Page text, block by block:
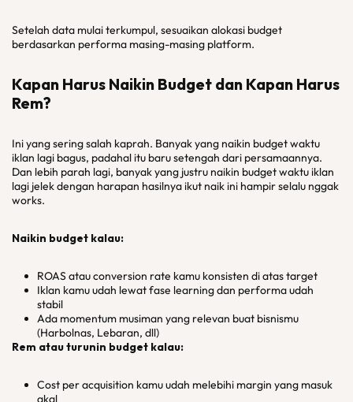
Setelah data mulai terkumpul, sesuaikan alokasi budget
berdasarkan performa masing-masing platform.
Kapan Harus Naikin Budget dan Kapan Harus
Rem?
Ini yang sering salah kaprah. Banyak yang naikin budget waktu
iklan lagi bagus, padahal itu baru setengah dari persamaannya.
Dan lebih parah lagi, banyak yang justru naikin budget waktu iklan
lagi jelek dengan harapan hasilnya ikut naik ini hampir selalu nggak
works.
Naikin budget kalau:
ROAS atau conversion rate kamu konsisten di atas target
Iklan kamu udah lewat fase learning dan performa udah
stabil
Ada momentum musiman yang relevan buat bisnismu
(Harbolnas, Lebaran, dll)
Rem atau turunin budget kalau:
Cost per acquisition kamu udah melebihi margin yang masuk
akal